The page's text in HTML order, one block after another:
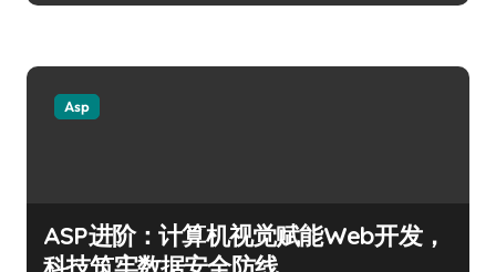
Asp
ASP进阶：计算机视觉赋能Web开发，